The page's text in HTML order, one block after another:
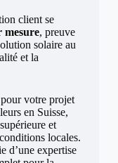
client se
mesure, preuve
solaire au
et la
votre projet
en Suisse,
et
locales.
d’une expertise